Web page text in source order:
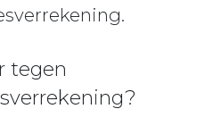
tegen